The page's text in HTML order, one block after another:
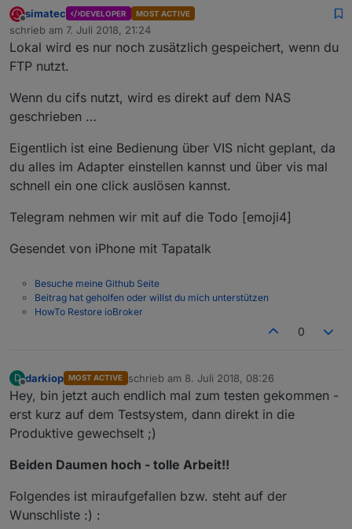
Offline
simatec DEVELOPER MOST ACTIVE
schrieb am 7. Juli 2018, 21:24
zuletzt editiert von
Lokal wird es nur noch zusätzlich gespeichert, wenn du
FTP nutzt.
Wenn du cifs nutzt, wird es direkt auf dem NAS
geschrieben …
Eigentlich ist eine Bedienung über VIS nicht geplant, da
du alles im Adapter einstellen kannst und über vis mal
schnell ein one click auslösen kannst.
Telegram nehmen wir mit auf die Todo [emoji4]
Gesendet von iPhone mit Tapatalk
Besuche meine Github Seite
Beitrag hat geholfen oder willst du mich unterstützen
HowTo Restore ioBroker
0
D
Offline
darkiop MOST ACTIVE schrieb am 8. Juli 2018, 08:26
zuletzt editiert von7. Aug. 2018, 12:15
Hey, bin jetzt auch endlich mal zum testen gekommen -
erst kurz auf dem Testsystem, dann direkt in die
Produktive gewechselt ;)
Beiden Daumen hoch - tolle Arbeit!!
Folgendes ist miraufgefallen bzw. steht auf der
Wunschliste :) :